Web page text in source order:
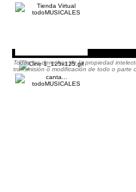
Todos los derechos de la propiedad
transmisión o modificación de todo o parte